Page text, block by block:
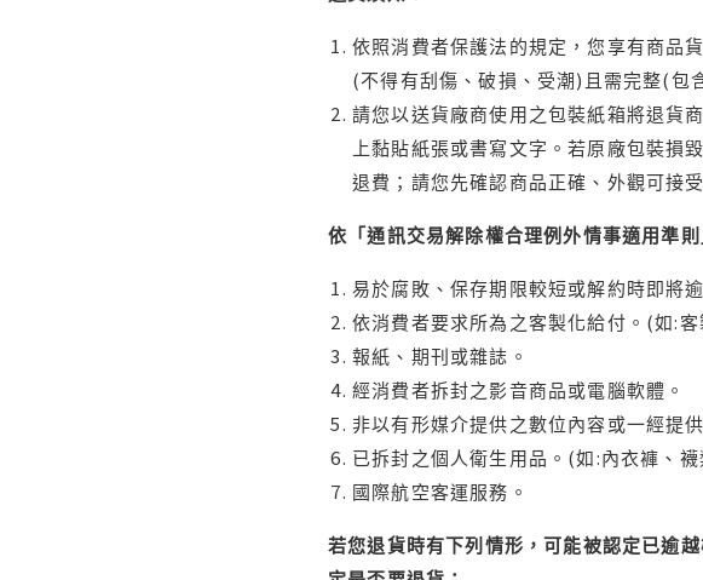
依照消費者保護法的規定，您享有商品
(不得有刮傷、破損、受潮)且需完整(包
請您以送貨廠商使用之包裝紙箱將退貨
上黏貼紙張或書寫文字。若原廠包裝損
退費；請您先確認商品正確、外觀可接
依「通訊交易解除權合理例外情事適用準
易於腐敗、保存期限較短或解約時即將
依消費者要求所為之客製化給付。(如:
報紙、期刊或雜誌。
經消費者拆封之影音商品或電腦軟體。
非以有形媒介提供之數位內容或一經提
已拆封之個人衛生用品。(如:內衣褲、
國際航空客運服務。
若您退貨時有下列情形，可能被認定已逾